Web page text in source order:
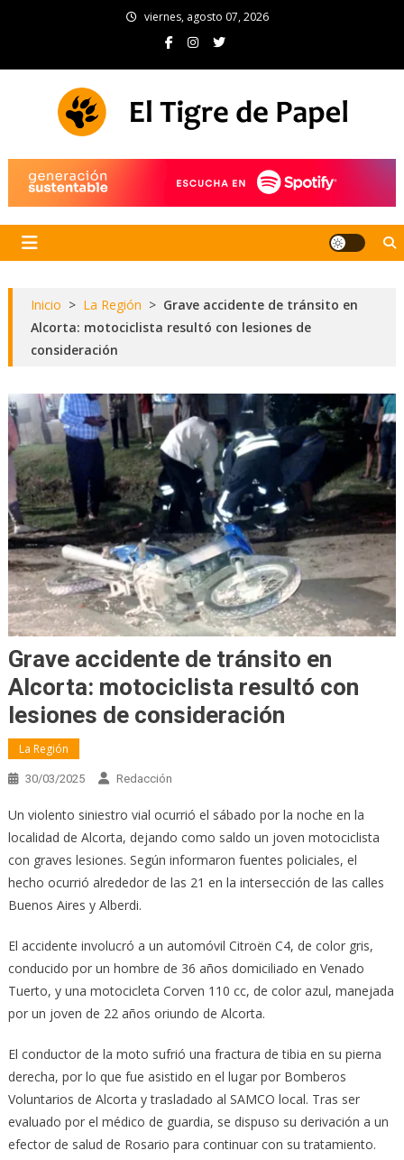
viernes, agosto 07, 2026
Inicio > La Región > Grave accidente de tránsito en
Alcorta: motociclista resultó con lesiones de
consideración
Grave accidente de tránsito en
Alcorta: motociclista resultó con
lesiones de consideración
La Región
30/03/2025 Redacción
Un violento siniestro vial ocurrió el sábado por la noche en la
localidad de Alcorta, dejando como saldo un joven motociclista
con graves lesiones. Según informaron fuentes policiales, el
hecho ocurrió alrededor de las 21 en la intersección de las calles
Buenos Aires y Alberdi.
El accidente involucró a un automóvil Citroën C4, de color gris,
conducido por un hombre de 36 años domiciliado en Venado
Tuerto, y una motocicleta Corven 110 cc, de color azul, manejada
por un joven de 22 años oriundo de Alcorta.
El conductor de la moto sufrió una fractura de tibia en su pierna
derecha, por lo que fue asistido en el lugar por Bomberos
Voluntarios de Alcorta y trasladado al SAMCO local. Tras ser
evaluado por el médico de guardia, se dispuso su derivación a un
efector de salud de Rosario para continuar con su tratamiento.